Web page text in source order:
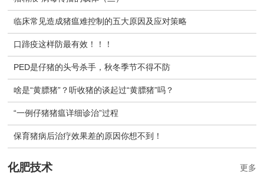
临床常见造成猪瘟难控制的五大原因及应对策略
口蹄疫这样防最有效！！！
PED是仔猪的头号杀手，秋冬季节不得不防
啥是“黄膘猪”？听收猪的谈起过“黄膘猪”吗？
“一例仔猪猪瘟详细诊治”过程
保育猪病后治疗效果差的原因你想不到！
化肥技术 更多